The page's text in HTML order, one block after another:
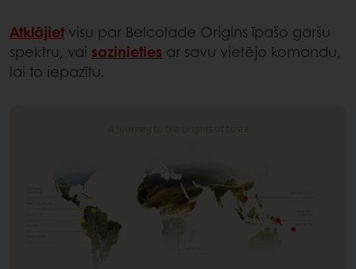
Atklājiet visu par Belcolade Origins īpašo garšu
spektru, vai sazinieties ar savu vietējo komandu,
lai to iepazītu.